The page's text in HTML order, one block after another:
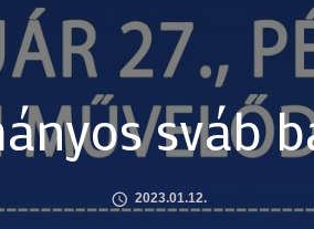
sváb
2023.01.12.